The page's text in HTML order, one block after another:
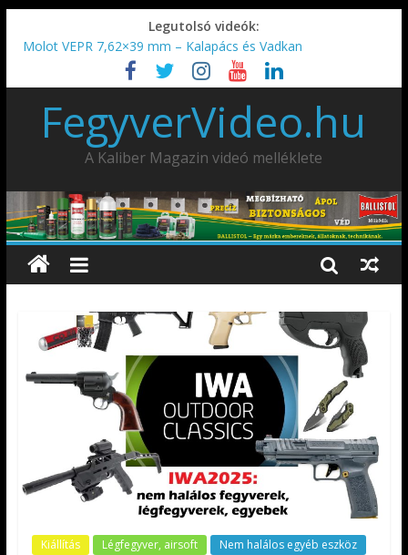
Legutolsó videók:
Molot VEPR 7,62×39 mm – Kalapács és Vadkan
IDÉN IS INDUL: Fegyvertervező- és gyártó szakmérnöki,
illetve szakspecialista képzés!!!
IWA2026 – Puskák 1. rész
Ardesa Patriot “FAPADOS” .45 elöltöltő perkussziós pisztoly
AMD-65 oktató METSZET
FegyverVideo.hu
A Kaliber Magazin videó melléklete
Kiállítás Légfegyver, airsoft Nem halálos egyéb eszköz